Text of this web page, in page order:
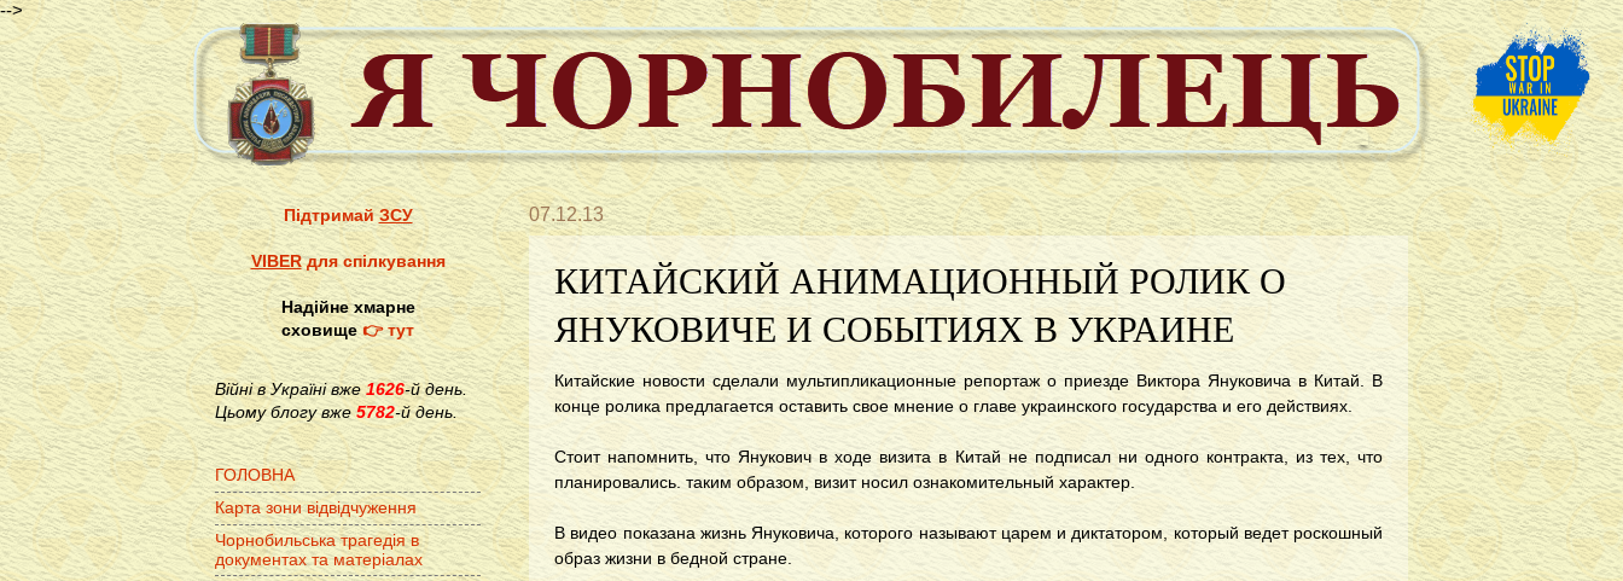
-->
07.12.13
КИТАЙСКИЙ АНИМАЦИОННЫЙ РОЛИК О
ЯНУКОВИЧЕ И СОБЫТИЯХ В УКРАИНЕ
Китайские новости сделали мультипликационные репортаж о приезде Виктора Януковича в Китай. В
конце ролика предлагается оставить свое мнение о главе украинского государства и его действиях.
Стоит напомнить, что Янукович в ходе визита в Китай не подписал ни одного контракта, из тех, что
планировались. таким образом, визит носил ознакомительный характер.
В видео показана жизнь Януковича, которого называют царем и диктатором, который ведет роскошный
образ жизни в бедной стране.
ПідтримайЗСУ
VIBERдля спілкування
Надійне хмарне
сховище👉 тут
Війні в Україні вже1626-й день.
Цьому блогу вже 5782-й день.
ГОЛОВНА
Карта зони відвідчуження
Чорнобильська трагедія в
документах та матеріалах